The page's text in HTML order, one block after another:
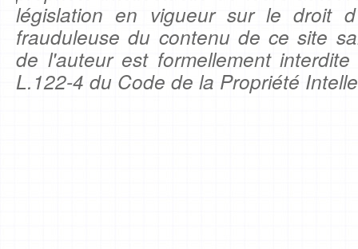
législation en vigueur sur le droit
frauduleuse du contenu de ce site
de l'auteur est formellement
L.122-4 du Code de la Propriété